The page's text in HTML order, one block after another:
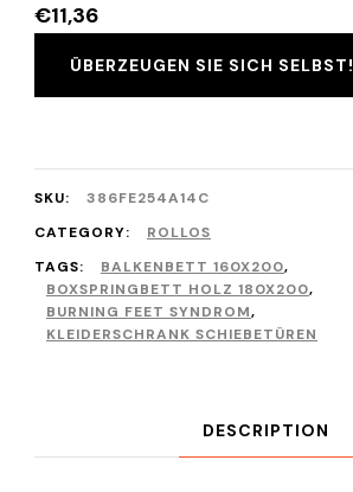
€11,36
ÜBERZEUGEN SIE SICH SELBST!
SKU:
386FE254A14C
CATEGORY:
ROLLOS
TAGS:
BALKENBETT 160X200,
BOXSPRINGBETT HOLZ 180X200,
BURNING FEET SYNDROM,
KLEIDERSCHRANK SCHIEBETÜREN
DESCRIPTION